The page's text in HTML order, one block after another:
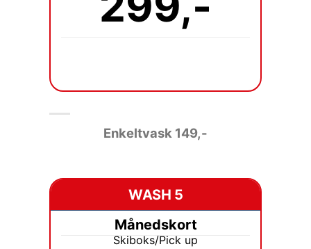
Enkeltvask 149,-
WASH 5
Månedskort
Skiboks/Pick up